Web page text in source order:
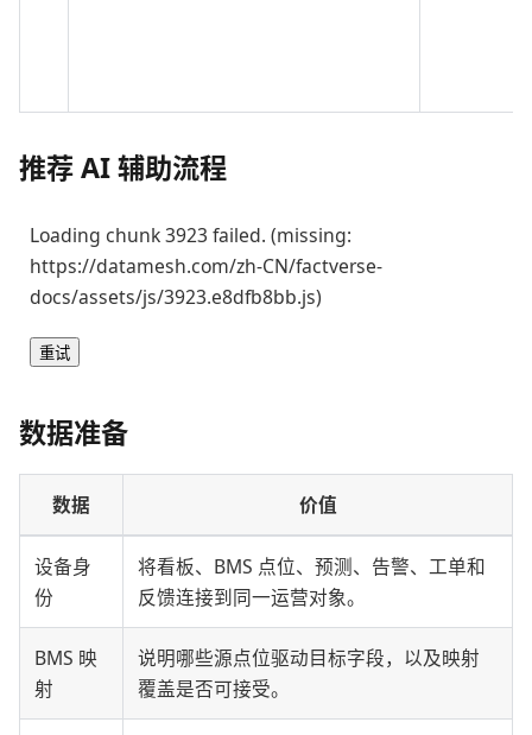
推荐 AI 辅助流程
Loading chunk 3923 failed. (missing:
https://datamesh.com/zh-CN/factverse-
docs/assets/js/3923.e8dfb8bb.js)
重试
数据准备
数据 价值
设备身
份
将看板、BMS 点位、预测、告警、工单和
反馈连接到同一运营对象。
BMS 映
射
说明哪些源点位驱动目标字段，以及映射
覆盖是否可接受。